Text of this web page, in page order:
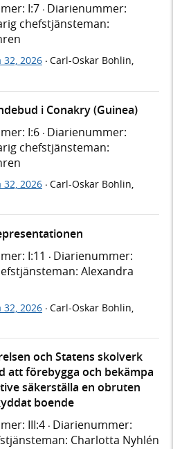
I:7 · Diarienummer:
chefstjänsteman:
32, 2026 · Carl-Oskar Bohlin,
i Conakry (Guinea)
I:6 · Diarienummer:
chefstjänsteman:
32, 2026 · Carl-Oskar Bohlin,
I:11 · Diarienummer:
Alexandra
32, 2026 · Carl-Oskar Bohlin,
och Statens skolverk
att förebygga och bekämpa
säkerställa en obruten
boende
III:4 · Diarienummer:
Charlotta Nyhlén